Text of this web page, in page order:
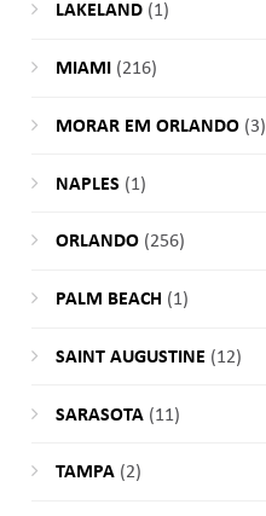
LAKELAND(1)
MIAMI (216)
MORAR EM ORLANDO(3)
NAPLES (1)
ORLANDO(256)
PALM BEACH (1)
SAINT AUGUSTINE (12)
SARASOTA(11)
TAMPA(2)